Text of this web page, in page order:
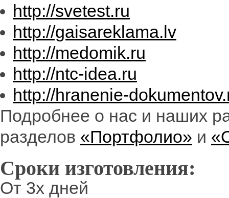
http://svetest.ru
http://gaisareklama.lv
http://medomik.ru
http://ntc-idea.ru
http://hranenie-
Подробнее о нас и наших
разделов «Портфолио» и
Сроки изготовления:
От 3х дней